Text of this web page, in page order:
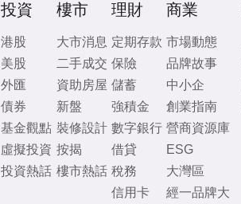
投資
港股
美股
外匯
債券
基金觀點
虛擬投資
投資熱話
樓市
大市消息
二手成交
資助房屋
新盤
裝修設計
按揭
樓市熱話
理財
定期存款
保險
儲蓄
強積金
數字銀行
借貸
稅務
信用卡
商業
市場動態
品牌故事
中小企
創業指南
營商資源庫
ESG
大灣區
經一品牌大